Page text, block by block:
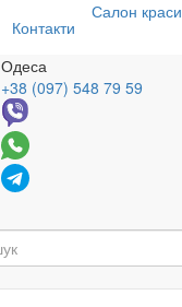
Контакти
Салон краси
Одеса
+38 (097) 548 79 59